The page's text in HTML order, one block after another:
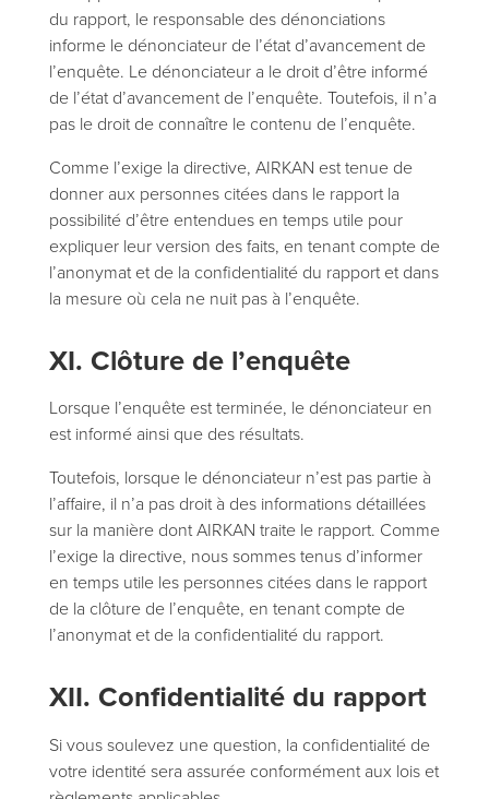
du rapport, le responsable des dénonciations
informe le dénonciateur de l’état d’avancement de
l’enquête. Le dénonciateur a le droit d’être informé
de l’état d’avancement de l’enquête. Toutefois, il n’a
pas le droit de connaître le contenu de l’enquête.
Comme l’exige la directive, AIRKAN est tenue de
donner aux personnes citées dans le rapport la
possibilité d’être entendues en temps utile pour
expliquer leur version des faits, en tenant compte de
l’anonymat et de la confidentialité du rapport et dans
la mesure où cela ne nuit pas à l’enquête.
XI. Clôture de l’enquête
Lorsque l’enquête est terminée, le dénonciateur en
est informé ainsi que des résultats.
Toutefois, lorsque le dénonciateur n’est pas partie à
l’affaire, il n’a pas droit à des informations détaillées
sur la manière dont AIRKAN traite le rapport. Comme
l’exige la directive, nous sommes tenus d’informer
en temps utile les personnes citées dans le rapport
de la clôture de l’enquête, en tenant compte de
l’anonymat et de la confidentialité du rapport.
XII. Confidentialité du rapport
Si vous soulevez une question, la confidentialité de
votre identité sera assurée conformément aux lois et